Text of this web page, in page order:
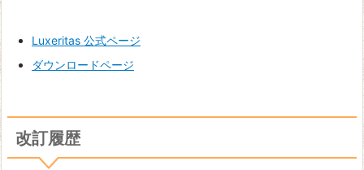
Luxeritas 公式ページ
ダウンロードページ
改訂履歴